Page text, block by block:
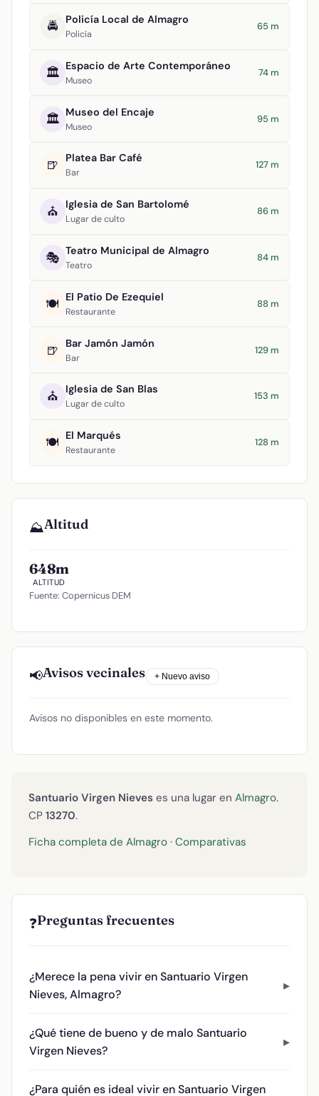
🚔 Policía Local de Almagro
Policía
65 m
🏛️ Espacio de Arte Contemporáneo
Museo
74 m
🏛️ Museo del Encaje
Museo
95 m
🍺 Platea Bar Café
Bar
127 m
⛪ Iglesia de San Bartolomé
Lugar de culto
86 m
🎭 Teatro Municipal de Almagro
Teatro
84 m
🍽️ El Patio De Ezequiel
Restaurante
88 m
🍺 Bar Jamón Jamón
Bar
129 m
⛪ Iglesia de San Blas
Lugar de culto
153 m
🍽️ El Marqués
Restaurante
128 m
⛰️Altitud
648m
ALTITUD
Fuente: Copernicus DEM
📢Avisos vecinales + Nuevo aviso
Avisos no disponibles en este momento.
Santuario Virgen Nieves es una lugar en Almagro.
CP 13270.
Ficha completa de Almagro · Comparativas
❓Preguntas frecuentes
¿Merece la pena vivir en Santuario Virgen
Nieves, Almagro?
¿Qué tiene de bueno y de malo Santuario
Virgen Nieves?
¿Para quién es ideal vivir en Santuario Virgen